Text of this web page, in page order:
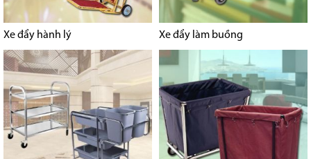
Xe đẩy hành lý Xe đẩy làm buồng